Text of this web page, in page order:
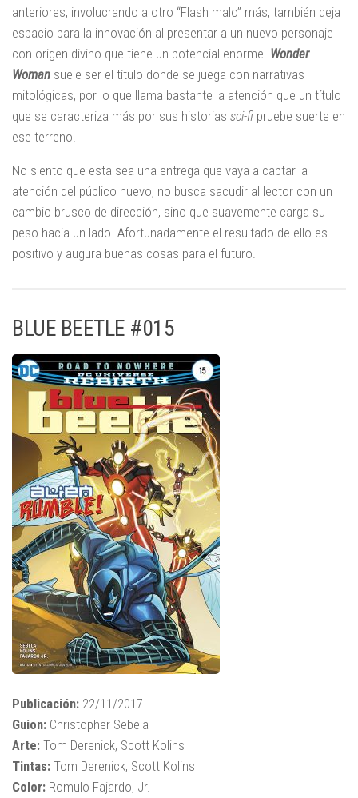
anteriores, involucrando a otro “Flash malo” más, también deja
espacio para la innovación al presentar a un nuevo personaje
con origen divino que tiene un potencial enorme. Wonder
Woman suele ser el título donde se juega con narrativas
mitológicas, por lo que llama bastante la atención que un título
que se caracteriza más por sus historias sci-fi pruebe suerte en
ese terreno.
No siento que esta sea una entrega que vaya a captar la
atención del público nuevo, no busca sacudir al lector con un
cambio brusco de dirección, sino que suavemente carga su
peso hacia un lado. Afortunadamente el resultado de ello es
positivo y augura buenas cosas para el futuro.
BLUE BEETLE #015
Publicación: 22/11/2017
Guion: Christopher Sebela
Arte: Tom Derenick, Scott Kolins
Tintas: Tom Derenick, Scott Kolins
Color: Romulo Fajardo, Jr.